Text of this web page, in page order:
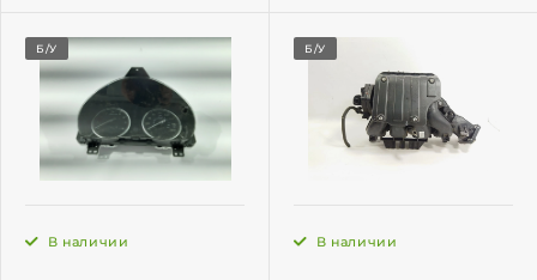
Б/У
В наличии
Б/У
В наличии